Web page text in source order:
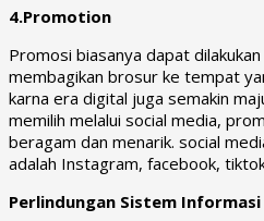
4.Promotion
Promosi biasanya dapat
membagikan brosur ke tempat
karna era digital juga semakin
memilih melalui social media,
beragam dan menarik. social
adalah Instagram, facebook,
Perlindungan Sistem Informasi